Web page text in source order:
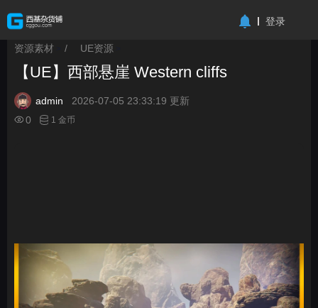
登录
资源素材 / UE资源
【UE】西部悬崖 Western cliffs
admin
2026-07-05 23:33:19 更新
0
1 金币